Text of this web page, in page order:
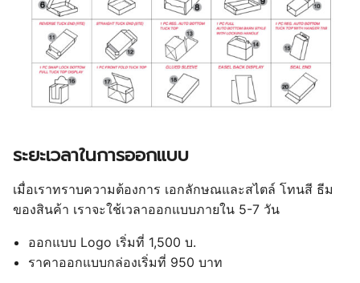
ระยะเวลาในการออกแบบ
เมื่อเราทราบความต้องการ เอกลักษณและสไตล์ โทนสี ธีม
ของสินค้า เราจะใช้เวลาออกแบบภายใน 5-7 วัน
ออกแบบ Logo เริ่มที่ 1,500 บ.
ราคาออกแบบกล่องเริ่มที่ 950 บาท